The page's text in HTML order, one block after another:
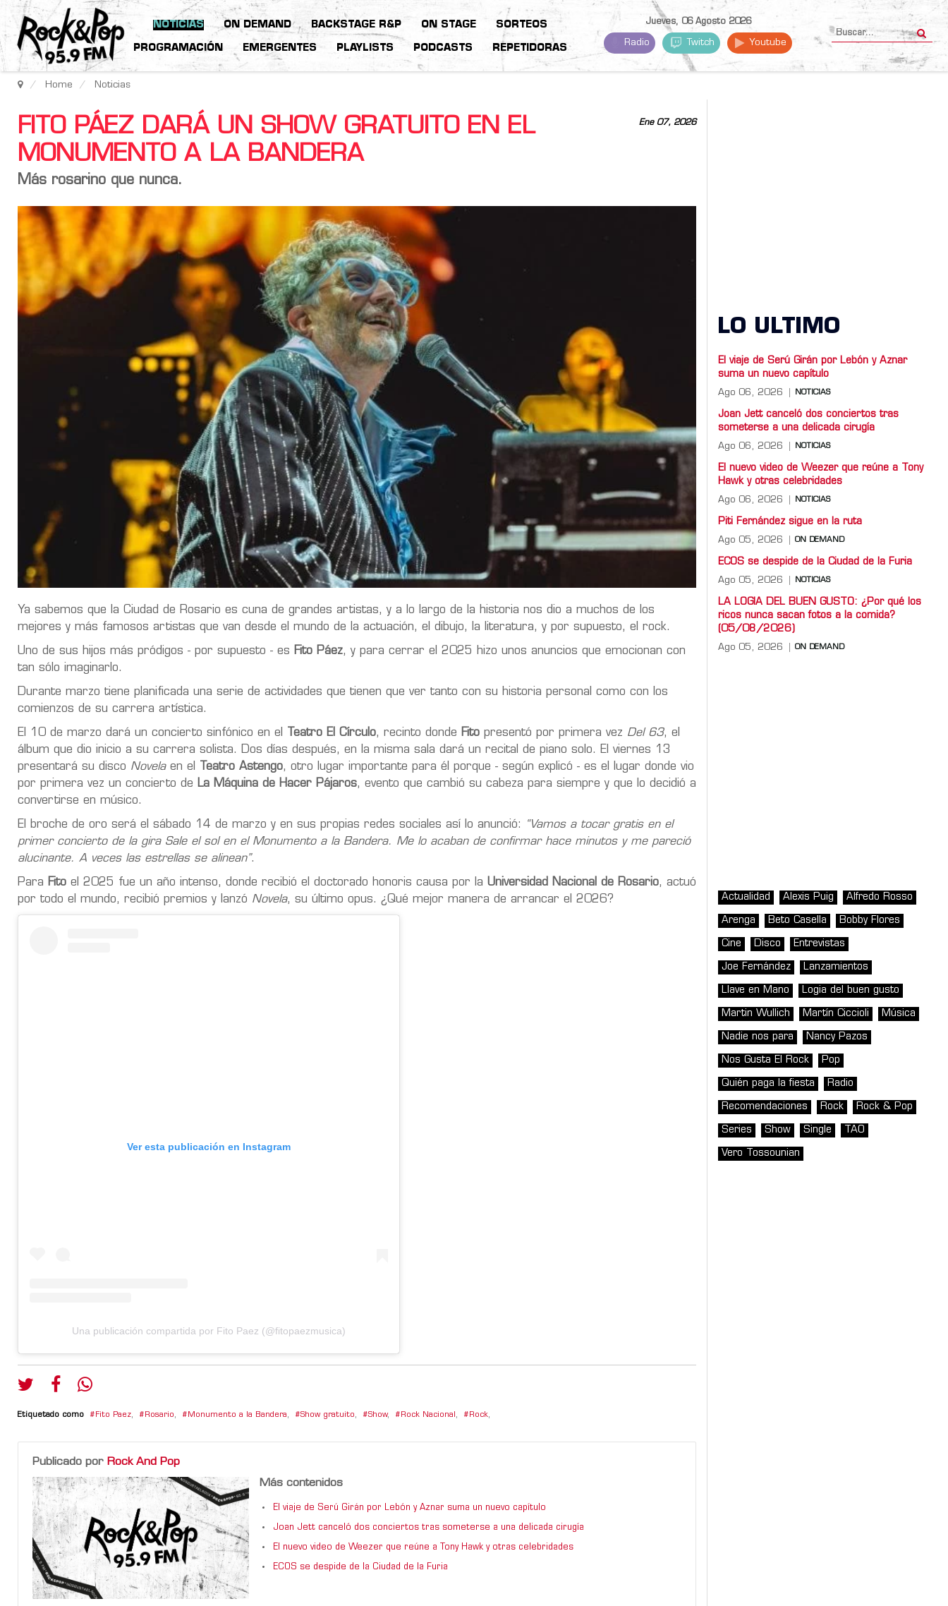
NOTICIAS ON DEMAND BACKSTAGE R&P ON STAGE SORTEOS
PROGRAMACIÓN EMERGENTES PLAYLISTS PODCASTS REPETIDORAS
Jueves, 06 Agosto 2026
Radio Twitch Youtube
Home Noticias
Ene 07, 2026
FITO PÁEZ DARÁ UN SHOW GRATUITO EN EL
MONUMENTO A LA BANDERA
Más rosarino que nunca.
Ya sabemos que la Ciudad de Rosario es cuna de grandes artistas, y a lo largo de la historia nos dio a muchos de los
mejores y más famosos artistas que van desde el mundo de la actuación, el dibujo, la literatura, y por supuesto, el rock.
Uno de sus hijos más pródigos - por supuesto - es Fito Páez, y para cerrar el 2025 hizo unos anuncios que emocionan con
tan sólo imaginarlo.
Durante marzo tiene planificada una serie de actividades que tienen que ver tanto con su historia personal como con los
comienzos de su carrera artística.
El 10 de marzo dará un concierto sinfónico en el Teatro El Círculo, recinto donde Fito presentó por primera vez Del 63, el
álbum que dio inicio a su carrera solista. Dos días después, en la misma sala dará un recital de piano solo. El viernes 13
presentará su disco Novelaen el Teatro Astengo, otro lugar importante para él porque - según explicó - es el lugar donde vio
por primera vez un concierto de La Máquina de Hacer Pájaros, evento que cambió su cabeza para siempre y que lo decidió a
convertirse en músico.
El broche de oro será el sábado 14 de marzo y en sus propias redes sociales así lo anunció:
“Vamos a tocar gratis en el
primer concierto de la gira Sale el sol en el Monumento a la Bandera. Me lo acaban de confirmar hace minutos y me pareció
alucinante. A veces las estrellas se alinean”.
Para Fito el 2025 fue un año intenso, donde recibió el doctorado honoris causa por la Universidad Nacional de Rosario, actuó
por todo el mundo, recibió premios y lanzó Novela, su último opus. ¿Qué mejor manera de arrancar el 2026?
Ver esta publicación en Instagram
Una publicación compartida por Fito Paez (@fitopaezmusica)
Etiquetado como Fito Paez, Rosario, Monumento a la Bandera, Show gratuito, Show, Rock Nacional, Rock,
Publicado por Rock And Pop
Más contenidos
El viaje de Serú Girán por Lebón y Aznar suma un nuevo capítulo
Joan Jett canceló dos conciertos tras someterse a una delicada cirugía
El nuevo video de Weezer que reúne a Tony Hawk y otras celebridades
ECOS se despide de la Ciudad de la Furia
LO ULTIMO
El viaje de Serú Girán por Lebón y Aznar
suma un nuevo capítulo
Ago 06, 2026 NOTICIAS
Joan Jett canceló dos conciertos tras
someterse a una delicada cirugía
Ago 06, 2026 NOTICIAS
El nuevo video de Weezer que reúne a Tony
Hawk y otras celebridades
Ago 06, 2026 NOTICIAS
Piti Fernández sigue en la ruta
Ago 05, 2026 ON DEMAND
ECOS se despide de la Ciudad de la Furia
Ago 05, 2026 NOTICIAS
LA LOGIA DEL BUEN GUSTO: ¿Por qué los
ricos nunca sacan fotos a la comida?
(05/08/2026)
Ago 05, 2026 ON DEMAND
Actualidad Alexis Puig Alfredo Rosso
Arenga Beto Casella Bobby Flores
Cine Disco Entrevistas
Joe Fernández Lanzamientos
Llave en Mano Logia del buen gusto
Martin Wullich Martín Ciccioli Música
Nadie nos para Nancy Pazos
Nos Gusta El Rock Pop
Quién paga la fiesta Radio
Recomendaciones Rock Rock & Pop
Series Show Single TAO
Vero Tossounian